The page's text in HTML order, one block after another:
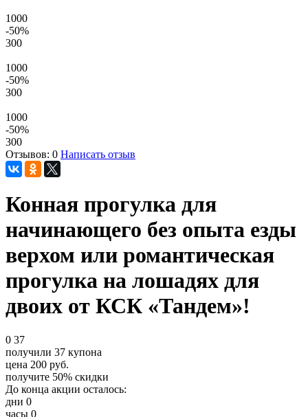
1000
-50%
300
1000
-50%
300
1000
-50%
300
Отзывов: 0 Написать отзыв
Конная прогулка для
начинающего без опыта езды
верхом или романтическая
прогулка на лошадях для
двоих от КСК «Тандем»!
0 37
получили 37 купона
цена 200 руб.
получите 50% скидки
До конца акции осталось:
дни 0
часы 0